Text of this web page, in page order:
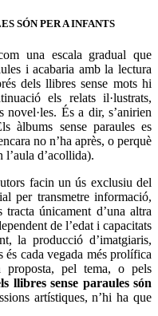
SÓN PER A INFANTS
una escala gradual que
i acabaria amb la lectura
dels llibres sense mots hi
els relats il·lustrats,
novel·les. És a dir, s’anirien
àlbums sense paraules es
no n’ha après, o perquè
l’aula d’acollida).
facin un ús exclusiu del
per transmetre informació,
únicament d’una altra
de l’edat i capacitats
la producció d’imatgiaris,
cada vegada més prolífica
pel tema, o pels
llibres sense paraules són
artístiques, n’hi ha que